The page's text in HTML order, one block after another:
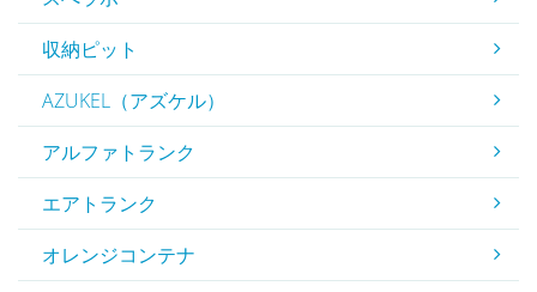
収納ピット
AZUKEL（アズケル）
アルファトランク
エアトランク
オレンジコンテナ